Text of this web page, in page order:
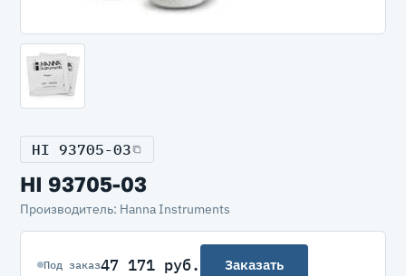
HI 93705-03
HI 93705-03
Производитель: Hanna Instruments
Под заказ47 171 руб. Заказать